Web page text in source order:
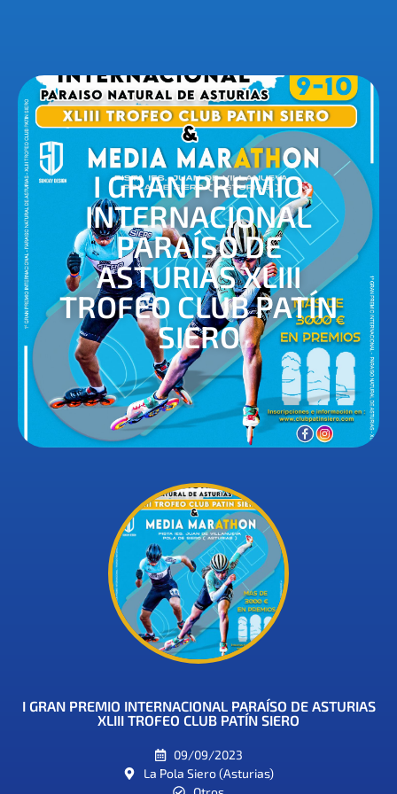
I GRAN PREMIO
INTERNACIONAL
PARAÍSO DE
ASTURIAS XLIII
TROFEO CLUB PATÍN
SIERO
I GRAN PREMIO INTERNACIONAL PARAÍSO DE ASTURIAS
XLIII TROFEO CLUB PATÍN SIERO
09/09/2023
La Pola Siero (Asturias)